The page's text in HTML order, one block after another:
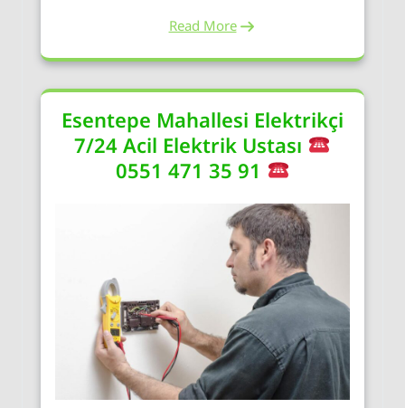
Read More
Esentepe Mahallesi Elektrikçi
7/24 Acil Elektrik Ustası
0551 471 35 91